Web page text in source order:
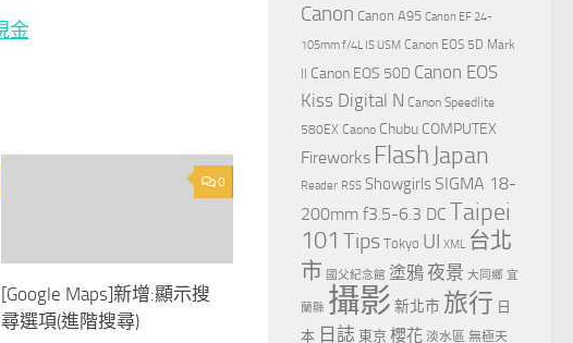
0
[Google Maps]新增:顯示搜
尋選項(進階搜尋)
Canon Canon A95 Canon EF 24-
105mm f/4L IS USM Canon EOS 5D Mark
Canon EOS 50D Canon EOS
Kiss Digital N Canon Speedlite
580EX Caono Chubu COMPUTEX
Fireworks Flash Japan
Reader RSS Showgirls SIGMA 18-
200mm f3.5-6.3 DC Taipei
101 Tips Tokyo UI XML 台北
市 國父紀念館 塗鴉夜景 大同鄉 宜
蘭縣 攝影 新北市 旅行 日
本 日誌 東京 櫻花 淡水區 無極天